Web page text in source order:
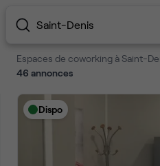
Saint-Denis
Espaces de coworking à Saint-
46 annonces
Dispo